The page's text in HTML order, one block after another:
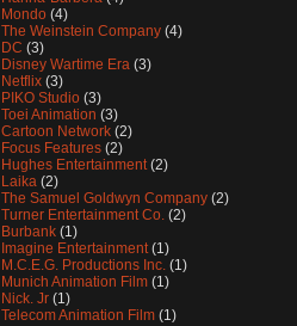
Mondo (4)
The Weinstein Company (4)
DC (3)
Disney Wartime Era (3)
Netflix (3)
PIKO Studio (3)
Toei Animation (3)
Cartoon Network (2)
Focus Features (2)
Hughes Entertainment (2)
Laika (2)
The Samuel Goldwyn Company (2)
Turner Entertainment Co. (2)
Burbank (1)
Imagine Entertainment (1)
M.C.E.G. Productions Inc. (1)
Munich Animation Film (1)
Nick. Jr (1)
Telecom Animation Film (1)